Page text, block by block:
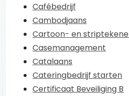
Cafébedrijf
Cambodjaans
Cartoon- en
Casemanagement
Catalaans
Cateringbedrijf starten
Certificaat Beveiliging B